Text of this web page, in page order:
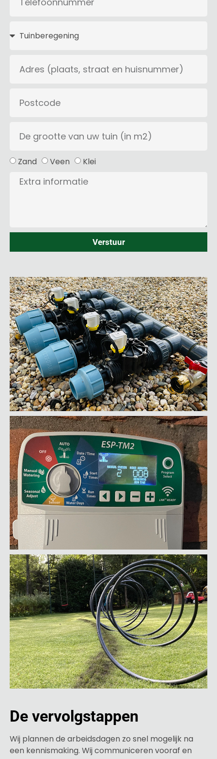
Zand Veen Klei
Verstuur
De vervolgstappen
Wij plannen de arbeidsdagen zo snel mogelijk na
een kennismaking. Wij communiceren vooraf en